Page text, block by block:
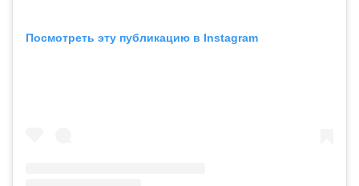
Посмотреть эту публикацию в Instagram